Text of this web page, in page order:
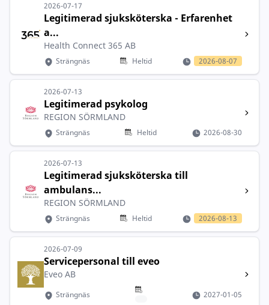
2026-07-17
Legitimerad sjuksköterska - Erfarenhet
a...
Health Connect 365 AB
Strängnäs Heltid 2026-08-07
2026-07-13
Legitimerad psykolog
REGION SÖRMLAND
Strängnäs Heltid 2026-08-30
2026-07-13
Legitimerad sjuksköterska till
ambulans...
REGION SÖRMLAND
Strängnäs Heltid 2026-08-13
2026-07-09
Servicepersonal till eveo
Eveo AB
Strängnäs 2027-01-05